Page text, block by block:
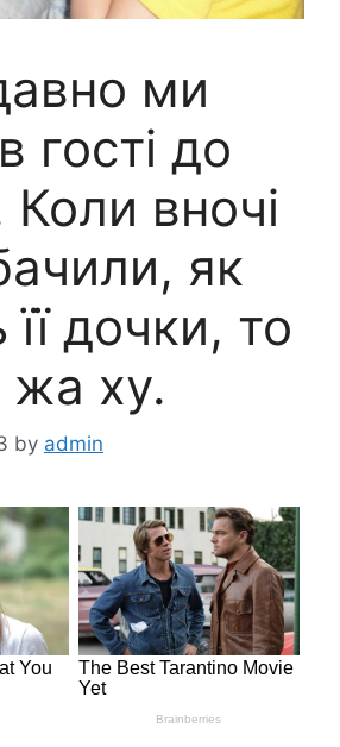
ми
гості до
вночі
як
її дочки, то
жа ху.
by admin